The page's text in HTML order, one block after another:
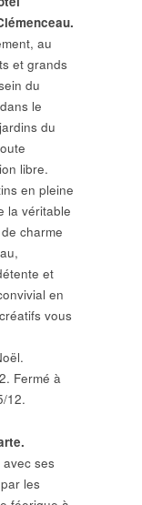
au
et grands
du
le
du
libre.
en pleine
la véritable
charme
et
en
vous
Fermé à
12.
ses
les